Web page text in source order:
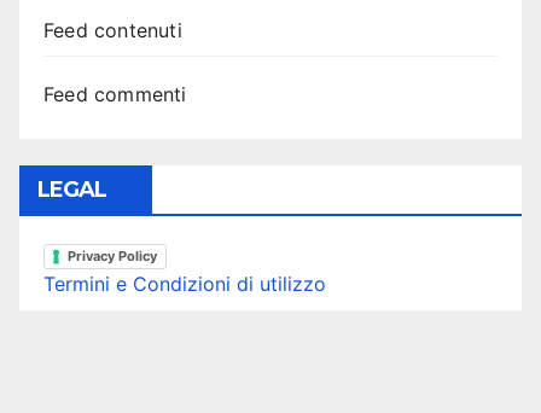
Feed contenuti
Feed commenti
LEGAL
Privacy Policy
Termini e Condizioni di utilizzo